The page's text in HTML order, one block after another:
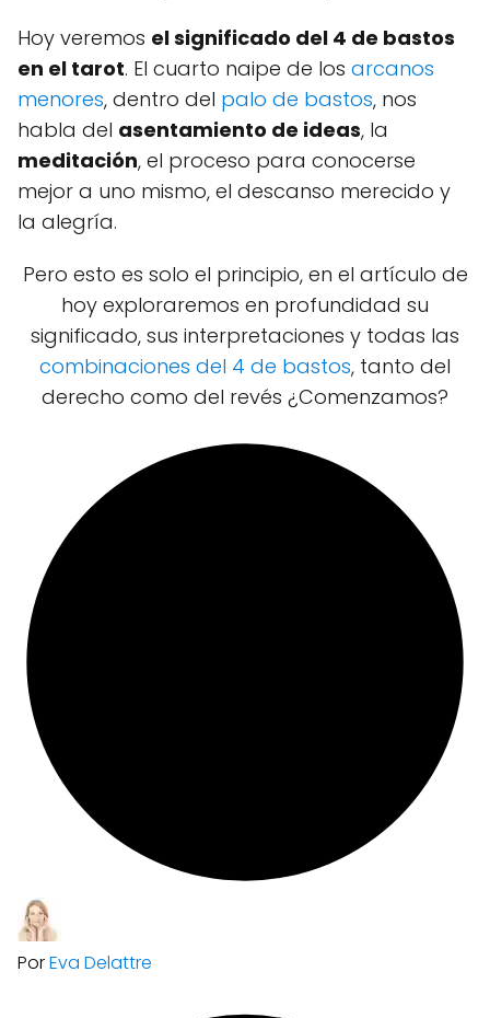
Hoy veremos el significado del 4 de bastos
en el tarot. El cuarto naipe de los arcanos
menores, dentro del palo de bastos, nos
habla del asentamiento de ideas, la
meditación, el proceso para conocerse
mejor a uno mismo, el descanso merecido y
la alegría.
Pero esto es solo el principio, en el artículo de
hoy exploraremos en profundidad su
significado, sus interpretaciones y todas las
combinaciones del 4 de bastos, tanto del
derecho como del revés ¿Comenzamos?
PorEva Delattre